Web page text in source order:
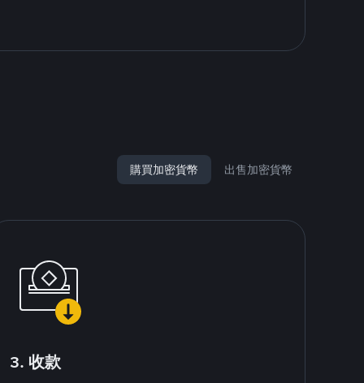
購買加密貨幣 出售加密貨幣
3. 收款